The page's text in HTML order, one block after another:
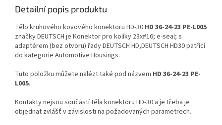
Detailní popis produktu
Tělo kruhového kovového konektoru HD-30 HD 36-24-23 PE-L005
značky DEUTSCH je Konektor pro kolíky 23x#16; e-seal; s
adaptérem (bez otvoru) řady DEUTSCH HD,DEUTSCH HD30 patřící
do kategorie Automotive Housings.
Tuto položku můžete nalézt také pod názvem HD 36-24-23 PE-
L005.
Kontakty nejsou součástí těla konektoru HD-30 a je třeba je
objednat zvlášť v závislosti na požadovaných parametrech.